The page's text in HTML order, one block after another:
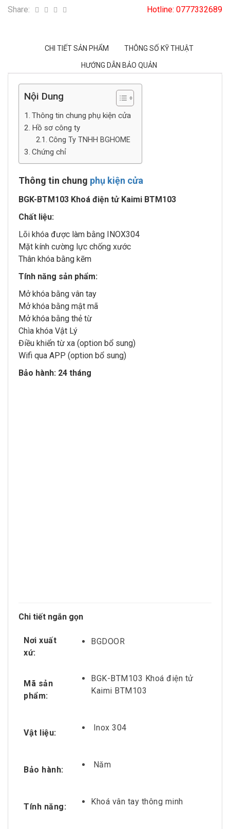
Share: Hotline: 0777332689
CHI TIẾT SẢN PHẨM THÔNG SỐ KỸ THUẬT
HƯỚNG DẪN BẢO QUẢN
Nội Dung
Thông tin chung phụ kiện cửa
Hồ sơ công ty
Công Ty TNHH BGHOME
Chứng chỉ
Thông tin chung phụ kiện cửa
BGK-BTM103 Khoá điện tử Kaimi BTM103
Chất liệu:
Lõi khóa được làm bằng INOX304
Mặt kính cường lực chống xước
Thân khóa bằng kẽm
Tính năng sản phẩm:
Mở khóa bằng vân tay
Mở khóa bằng mật mã
Mở khóa bằng thẻ từ
Chìa khóa Vật Lý
Điều khiển từ xa (option bổ sung)
Wifi qua APP (option bổ sung)
Bảo hành: 24 tháng
Chi tiết ngắn gọn
Nơi xuất
xứ:
BGDOOR
Mã sản
phẩm:
BGK-BTM103 Khoá điện tử
Kaimi BTM103
Vật liệu:
Inox 304
Bảo hành:
Năm
Tính năng:
Khoá vân tay thông minh